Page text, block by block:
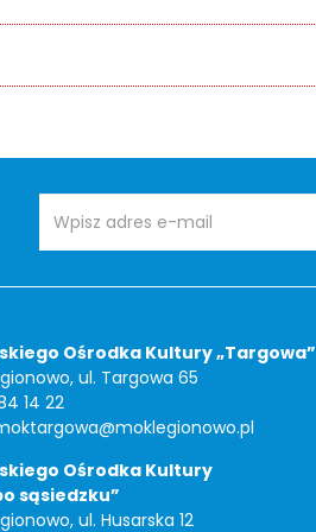
Newsletter
e-
mail:
Ośrodka Kultury „Targowa”
ul. Targowa 65
14 22
Ośrodka Kultury
sąsiedzku”
ul. Husarska 12